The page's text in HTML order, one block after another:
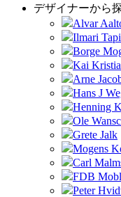
デザイナーから
Alvar
Ilmari
Borge
Kai
Arne
Hans J
Henning
Ole
Grete Jalk
Mogens
Carl
FDB
Peter